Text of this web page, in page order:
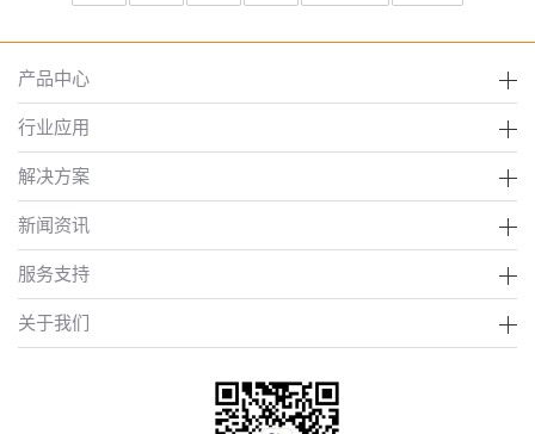
产品中心
行业应用
解决方案
新闻资讯
服务支持
关于我们